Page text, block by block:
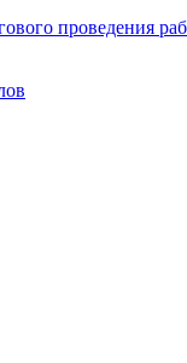
проведения